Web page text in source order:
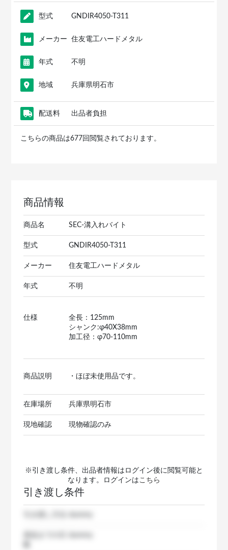
型式 GNDIR4050-T311
メーカー 住友電工ハードメタル
年式 不明
地域 兵庫県明石市
配送料 出品者負担
こちらの商品は677回閲覧されております。
商品情報
商品名 SEC-溝入れバイト
型式 GNDIR4050-T311
メーカー 住友電工ハードメタル
年式 不明
仕様
全長：125mm
シャンク:φ40X38mm
加工径：φ70-110mm
商品説明 ・ほぼ未使用品です。
在庫場所 兵庫県明石市
現地確認 現物確認のみ
※引き渡し条件、出品者情報はログイン後に閲覧可能と
なります。ログインはこちら
引き渡し条件